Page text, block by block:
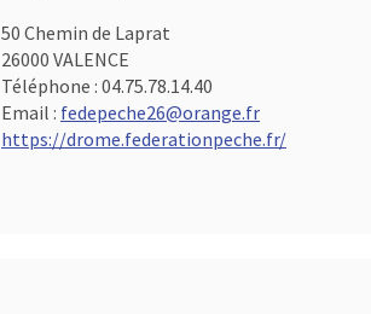
50 Chemin de Laprat
26000 VALENCE
Téléphone : 04.75.78.14.40
Email : fedepeche26@orange.fr
https://drome.federationpeche.fr/